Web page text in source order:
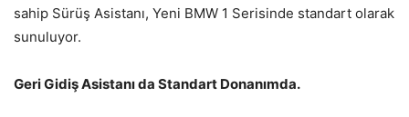
sahip Sürüş Asistanı, Yeni BMW 1 Serisinde standart olarak
sunuluyor.
Geri Gidiş Asistanı da Standart Donanımda.